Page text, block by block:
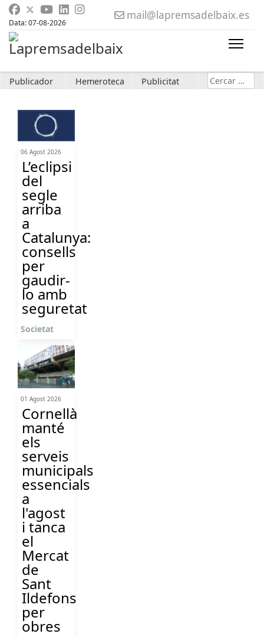
Data: 07-08-2026
mail@lapremsadelbaix.es
Publicador Hemeroteca Publicitat Cerca
06 Agost 2026
L’eclipsi
del
segle
arriba
a
Catalunya:
consells
per
gaudir-
lo amb
seguretat
Societat
01 Agost 2026
Cornellà
manté
els
serveis
municipals
essencials
a
l'agost
i tanca
el
Mercat
de
Sant
Ildefons
per
obres